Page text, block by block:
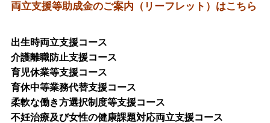
両立支援等助成金のご案内（リーフレット）はこちら
出生時両立支援コース
介護離職防止支援コース
育児休業等支援コース
育休中等業務代替支援コース
柔軟な働き方選択制度等支援コース
不妊治療及び女性の健康課題対応両立支援コース